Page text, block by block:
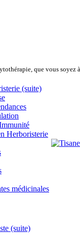
que vous soyez
(suite)
Herboristerie
médicinales
(suite)